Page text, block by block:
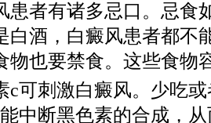
者有诸多忌口。忌食
白酒，白癜风患者都不
物也要禁食。这些食物
刺激白癜风。少吃或
中断黑色素的合成，